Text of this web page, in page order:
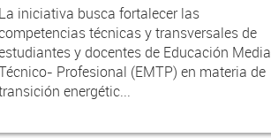
La iniciativa busca fortalecer las
técnicas y transversales de
y docentes de Educación Media
Profesional (EMTP) en materia de
energétic...